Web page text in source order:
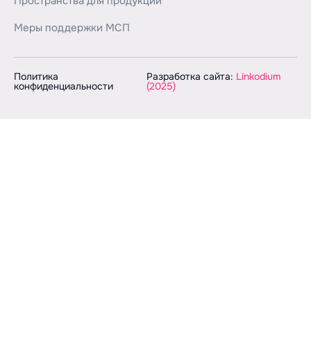
Меры поддержки МСП
Политика
конфиденциальности
Разработка сайта: Linkodium
(2025)